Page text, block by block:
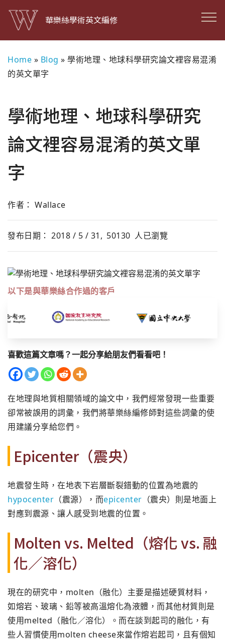
華樂絲學術英文編修
Home » Blog » 學術地理、地球科學研究論文裡容易混淆
的英文單字
學術地理、地球科學研究
論文裡容易混淆的英文單
字
作者： Wallace
發布日期： 2018 / 5 / 31, 50130 人已瀏覽
以下是與華樂絲合作過的客戶
喜歡這篇文章嗎？一起分享給朋友們看看吧！
在地理與地質相關領域的論文中，我們經常發現一些重要
卻常被誤用的詞彙，我們將華樂絲編修師對這些詞彙的使
用建議分享給您們。
Epicenter（震央）
地震發生時，在地表下岩層斷裂錯動的位置為地震的
hypocenter （震源），而epicenter （震央）則是地面上
對應到震源、讓人感受到地震的位置。
Molten vs. Melted（熔化 vs. 融
化／溶化）
現在的研究中，molten（融化）主要是描述硬質材料，
如熔岩、玻璃、鉛等被高溫熔化為液體，而其他材質則是
使用melted（融化／溶化）。而在談到起司的融化，有
些人習慣使用molten cheese來當作熔岩起司，且有個知